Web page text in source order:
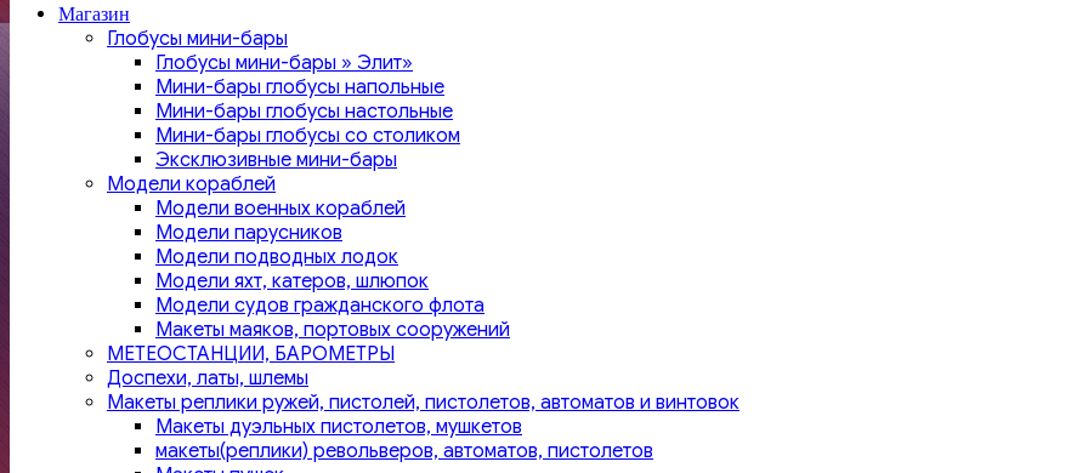
Магазин
Глобусы мини-бары
Глобусы мини-бары » Элит»
Мини-бары глобусы напольные
Мини-бары глобусы настольные
Мини-бары глобусы со столиком
Эксклюзивные мини-бары
Модели кораблей
Модели военных кораблей
Модели парусников
Модели подводных лодок
Модели яхт, катеров, шлюпок
Модели судов гражданского флота
Макеты маяков, портовых сооружений
МЕТЕОСТАНЦИИ, БАРОМЕТРЫ
Доспехи, латы, шлемы
Макеты реплики ружей, пистолей, пистолетов, автоматов и винтовок
Макеты дуэльных пистолетов, мушкетов
макеты(реплики) револьверов, автоматов, пистолетов